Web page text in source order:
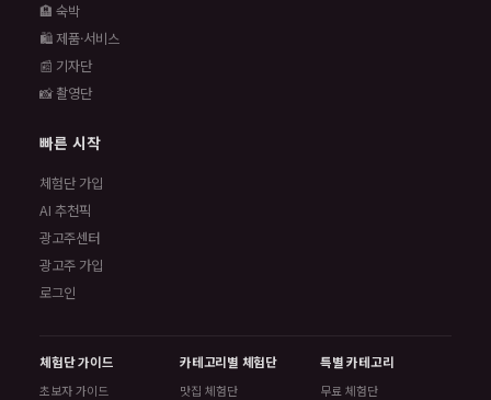
🏨 숙박
🛍️ 제품·서비스
📰 기자단
📸 촬영단
빠른 시작
체험단 가입
AI 추천픽
광고주센터
광고주 가입
로그인
체험단 가이드
초보자 가이드
카테고리별 체험단
맛집 체험단
특별 카테고리
무료 체험단